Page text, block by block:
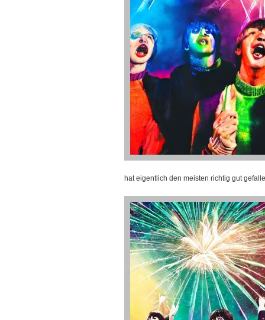
hat eigentlich den meisten richtig gut